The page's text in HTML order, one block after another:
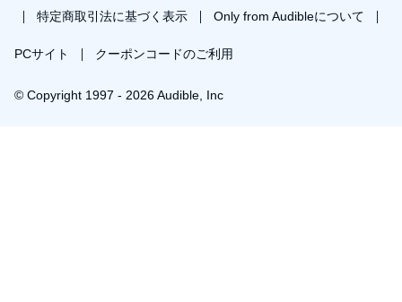
特定商取引法に基づく表示 Only from Audibleについて
PCサイト クーポンコードのご利用
© Copyright 1997 - 2026 Audible, Inc